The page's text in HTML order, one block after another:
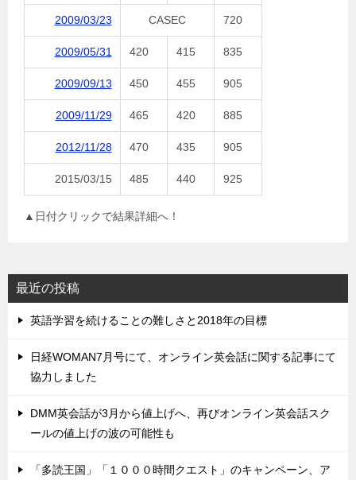
2009/03/23 CASEC 720
2009/05/31 420 415 835
2009/09/13 450 455 905
2009/11/29 465 420 885
2012/11/28 470 435 905
2015/03/15 485 440 925
▲日付クリックで結果詳細へ！
最近の投稿
英語学習を続けることの難しさと2018年の目標
日経WOMAN7月号にて、オンライン英会話に関する記事にて
協力しました
DMM英会話が3月から値上げへ、再びオンライン英会話スク
ールの値上げの波の可能性も
「多読王国」「１０００時間クエスト」のキャンペーン、ア